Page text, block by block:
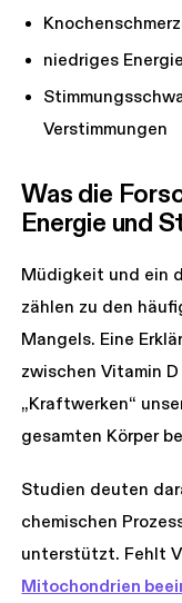
niedriges
Verstimmungen
Was die
Energie und
Müdigkeit und ein
zählen zu den
Mangels. Eine
zwischen Vitamin
„Kraftwerken“
gesamten Körper
Studien deuten
chemischen
unterstützt. Fehlt
Mitochondrien